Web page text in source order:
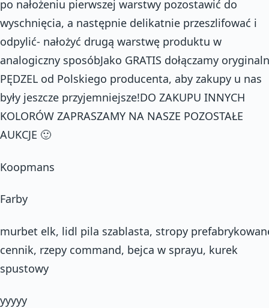
po nałożeniu pierwszej warstwy pozostawić do
wyschnięcia, a następnie delikatnie przeszlifować i
odpylić- nałożyć drugą warstwę produktu w
analogiczny sposóbJako GRATIS dołączamy
PĘDZEL od Polskiego producenta, aby zakupy u nas
były jeszcze przyjemniejsze!DO ZAKUPU INNYCH
KOLORÓW ZAPRASZAMY NA NASZE POZOSTAŁE
AUKCJE 🙂
Koopmans
Farby
murbet elk, lidl pila szablasta, stropy
cennik, rzepy command, bejca w sprayu, kurek
spustowy
yyyyy